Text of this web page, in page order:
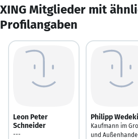
XING Mitglieder mit
Profilangaben
Leon Peter
Schneider
---
Philipp
Kaufmann im
und